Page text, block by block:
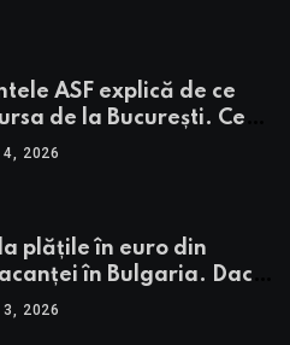
ASF explică de ce
de la București. Ce
pentru BVB potrivit lui
4, 2026
plățile în euro din
în Bulgaria. Dacă
cele mai falsificate
3, 2026